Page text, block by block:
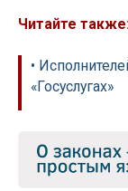
Читайте также:
•
«Госуслугах»